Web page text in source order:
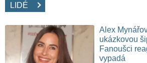
LIDÉ
Alex
ukázkovou
Fanoušci
vypadá